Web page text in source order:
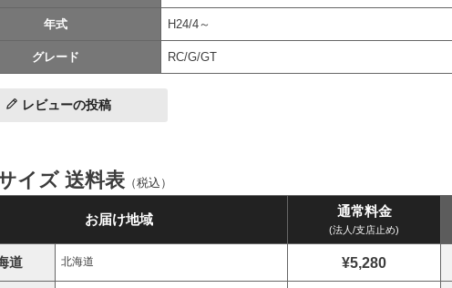
年式 H24/4～
グレード RC/G/GT
レビューの投稿
イズ 送料表 （税込）
お届け地域
通常料金
(法人/支店止め)
道 北海道 ¥5,280